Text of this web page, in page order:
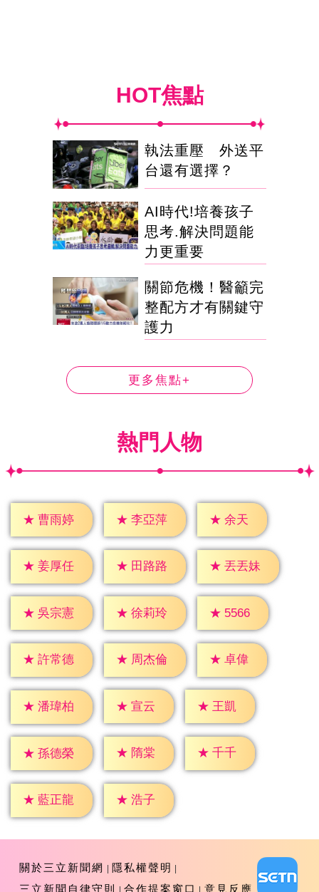
HOT焦點
執法重壓 外送平
台還有選擇？
AI時代!培養孩子
思考.解決問題能
力更重要
關節危機！醫籲完
整配方才有關鍵守
護力
更多焦點+
熱門人物
★ 曹雨婷 ★ 李亞萍 ★ 余天
★ 姜厚任 ★ 田路路 ★ 丟丟妹
★ 吳宗憲 ★ 徐莉玲 ★ 5566
★ 許常德 ★ 周杰倫 ★ 卓偉
★ 潘瑋柏 ★ 宣云 ★ 王凱
★ 孫德榮 ★ 隋棠 ★ 千千
★ 藍正龍 ★ 浩子
關於三立新聞網
隱私權聲明
三立新聞自律守則
合作提案窗口 意見反應